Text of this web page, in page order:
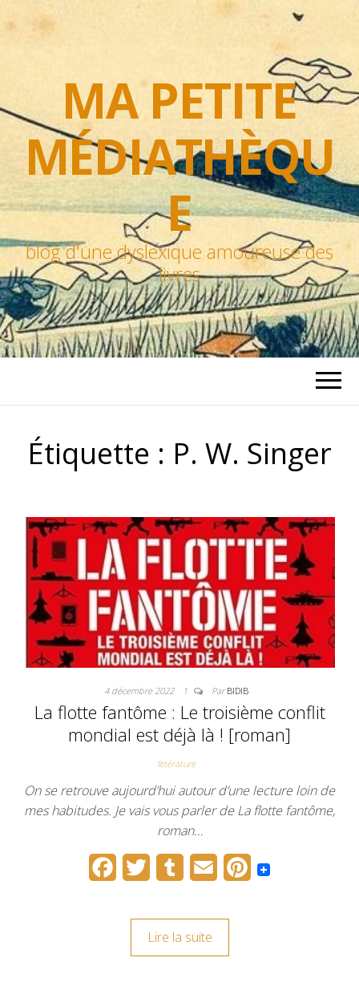
MA PETITE
MÉDIATHÈQU
E
blog d'une dyslexique amoureuse des
livres
Étiquette : P. W. Singer
4 décembre 2022 1 ParBIDIB
La flotte fantôme : Le troisième conflit
mondial est déjà là ! [roman]
littérature
On se retrouve aujourd’hui autour d’une lecture loin de
mes habitudes. Je vais vous parler de La flotte fantôme,
roman…
i
m
a
P
Lire la suite